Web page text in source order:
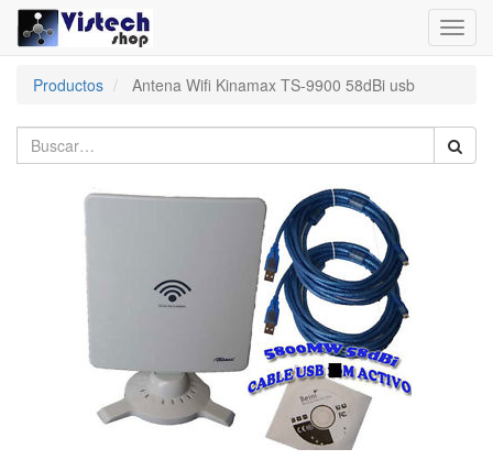
Productos
Antena Wifi Kinamax TS-9900 58dBi usb